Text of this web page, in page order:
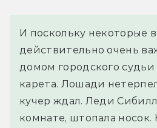
И поскольку некоторые
действительно очень
домом городского судьи
карета. Лошади
кучер ждал. Леди
комнате, штопала носок.